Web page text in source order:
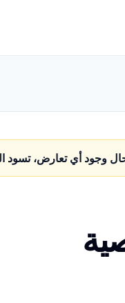
وجود أي تعارض، تسود